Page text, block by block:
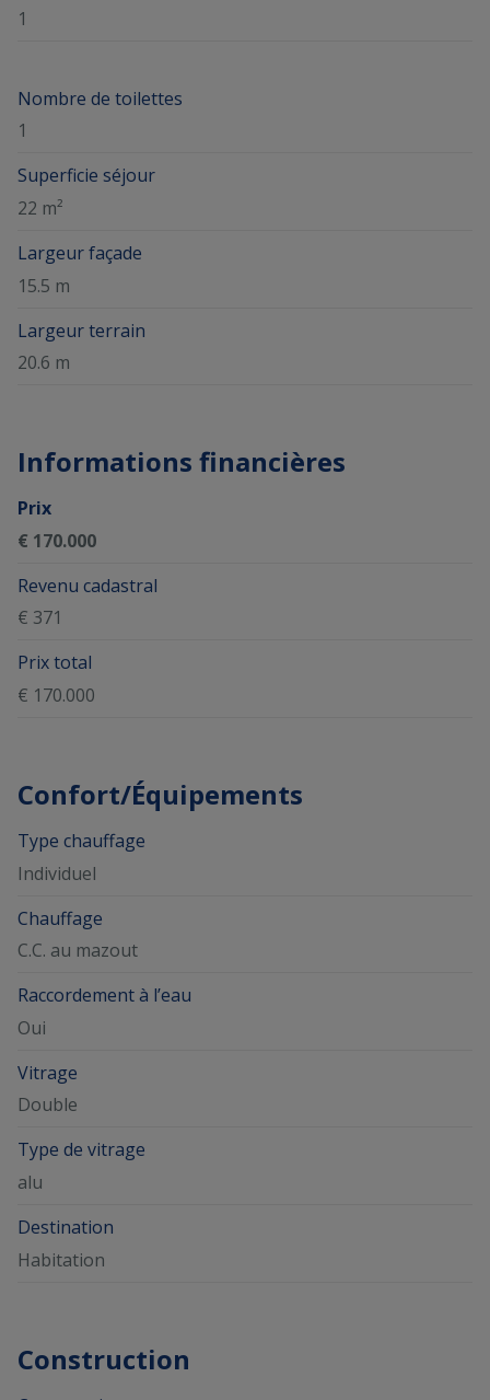
1
Nombre de toilettes
1
Superficie séjour
22 m²
Largeur façade
15.5 m
Largeur terrain
20.6 m
Informations financières
Prix
€ 170.000
Revenu cadastral
€ 371
Prix total
€ 170.000
Confort/Équipements
Type chauffage
Individuel
Chauffage
C.C. au mazout
Raccordement à l’eau
Oui
Vitrage
Double
Type de vitrage
alu
Destination
Habitation
Construction